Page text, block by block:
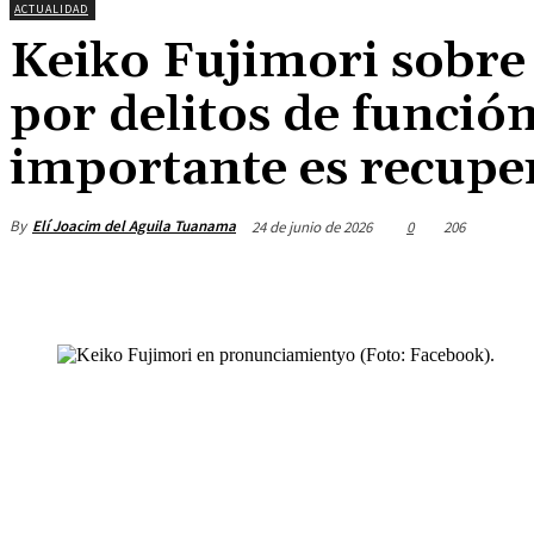
ACTUALIDAD
Keiko Fujimori
por delitos de
importante es
By Elí Joacim del Aguila Tuanama 24 de junio de 2026 0 206